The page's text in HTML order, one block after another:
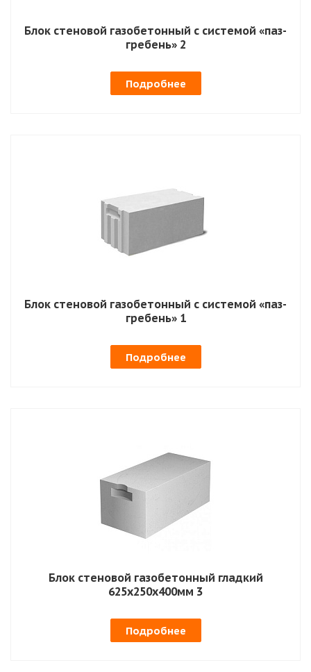
Блок стеновой газобетонный с системой «паз-
гребень» 2
Подробнее
Блок стеновой газобетонный с системой «паз-
гребень» 1
Подробнее
Блок стеновой газобетонный гладкий
625х250х400мм 3
Подробнее